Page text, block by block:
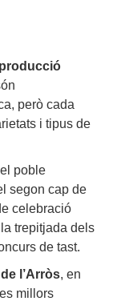
producció
però cada
i tipus de
poble
segon cap de
celebració
trepitjada dels
de tast.
de l’Arròs, en
millors